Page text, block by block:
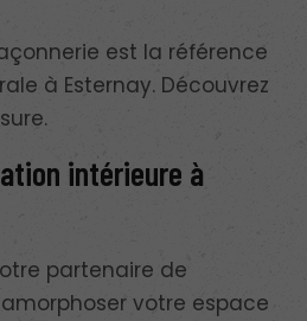
est la référence
à Esternay. Découvrez
intérieure à
partenaire de
votre espace